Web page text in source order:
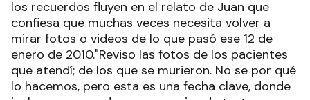
los recuerdos fluyen en el relato de Juan que
confiesa que muchas veces necesita volver a
mirar fotos o videos de lo que pasó ese 12 de
enero de 2010."Reviso las fotos de los pacientes
que atendí; de los que se murieron. No se por qué
lo hacemos, pero esta es una fecha clave, donde